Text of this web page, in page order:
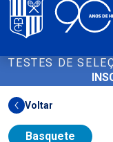
TESTES DE
Voltar
Basquete